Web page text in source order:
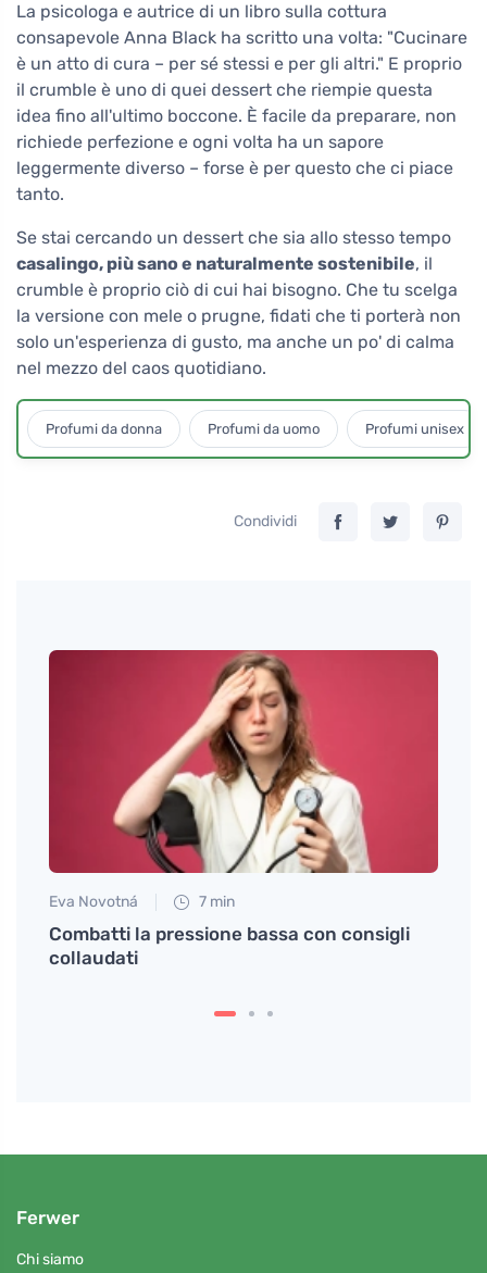
La psicologa e autrice di un libro sulla cottura
consapevole Anna Black ha scritto una volta: "Cucinare
è un atto di cura – per sé stessi e per gli altri." E proprio
il crumble è uno di quei dessert che riempie questa
idea fino all'ultimo boccone. È facile da preparare, non
richiede perfezione e ogni volta ha un sapore
leggermente diverso – forse è per questo che ci piace
tanto.
Se stai cercando un dessert che sia allo stesso tempo
casalingo, più sano e naturalmente sostenibile, il
crumble è proprio ciò di cui hai bisogno. Che tu scelga
la versione con mele o prugne, fidati che ti porterà non
solo un'esperienza di gusto, ma anche un po' di calma
nel mezzo del caos quotidiano.
Profumi da donna Profumi da uomo Profumi unisex
Condividi
Eva Novotná 7 min
Combatti la pressione bassa con consigli
collaudati
Ferwer
Chi siamo